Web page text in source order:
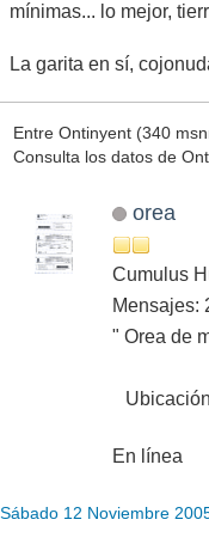
mínimas... lo mejor,
La garita en sí,
Entre Ontinyent (340
Consulta los datos de
orea
Cumulus
Mensajes:
" Orea de
En línea
Sábado 12 Noviembre